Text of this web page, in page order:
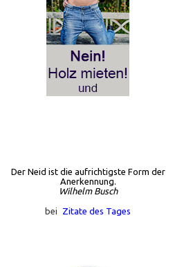
Der Neid ist die aufrichtigste Form der
Anerkennung.
Wilhelm Busch
bei Zitate des Tages